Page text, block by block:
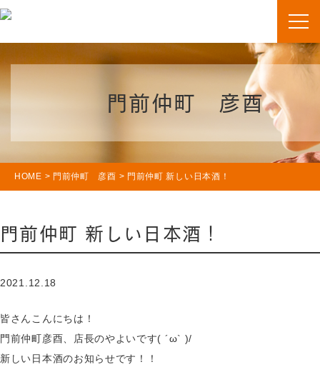
門前仲町 彦酉
HOME > 門前仲町 彦酉 > 門前仲町 新しい日本酒！
門前仲町 新しい日本酒！
2021.12.18
皆さんこんにちは！
門前仲町彦酉、店長のやよいです( ´ω` )/
新しい日本酒のお知らせです！！